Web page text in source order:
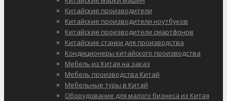
Китайские производители
Китайские производители ноутбуков
Китайские производители смартфонов
Китайские станки для производства
Кондиционеры китайского производства
Мебель из Китая на заказ
Мебель производства Китай
Мебельные туры в Китай
Оборудование для малого бизнеса из Китая